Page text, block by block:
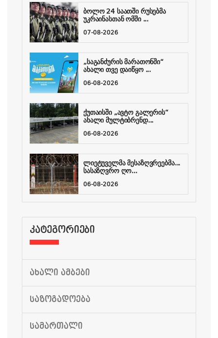
ბოლო 24 საათში რუსებმა
უკრაინასთან ომში ...
07-08-2026
„საგანძურის მარათონში“
ახალი თვე დაიწყო ...
06-08-2026
ქუთაისში „ავტო გალერის“
ახალი მულტიბრენდ...
06-08-2026
ლიეტუველმა მესაზღვრეებმა...
სასაზღვრო ღო...
06-08-2026
ᲙᲐᲢᲔᲒᲝᲠᲘᲔᲑᲘ
ᲐᲮᲐᲚᲘ ᲐᲛᲑᲔᲑᲘ
ᲡᲐᲖᲝᲒᲐᲓᲝᲔᲑᲐ
ᲡᲐᲛᲐᲠᲗᲐᲚᲘ